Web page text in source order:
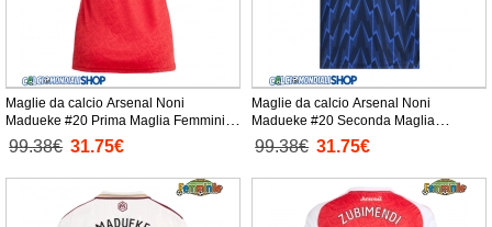
Maglie da calcio Arsenal Noni
Madueke #20 Prima Maglia Femminile
2025-26 Manica Corta
99.38€ 31.75€
Maglie da calcio Arsenal Noni
Madueke #20 Seconda Maglia
Femminile 2025-26 Manica Corta
99.38€ 31.75€